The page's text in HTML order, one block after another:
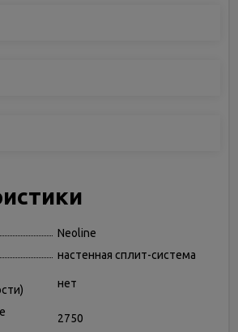
Neoline
настенная сплит-система
нет
2750